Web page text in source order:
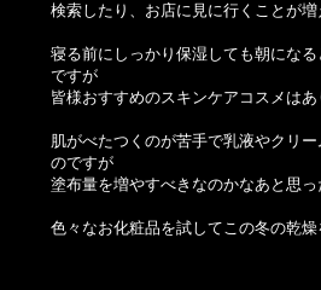
検索したり、お店に見に行くことが増
寝る前にしっかり保湿しても朝にな
ですが
皆様おすすめのスキンケアコスメは
肌がべたつくのが苦手で乳液やクリ
のですが
塗布量を増やすべきなのかなあと思
色々なお化粧品を試してこの冬の乾